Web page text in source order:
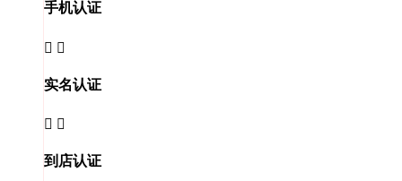
手机认证
 
实名认证
 
到店认证